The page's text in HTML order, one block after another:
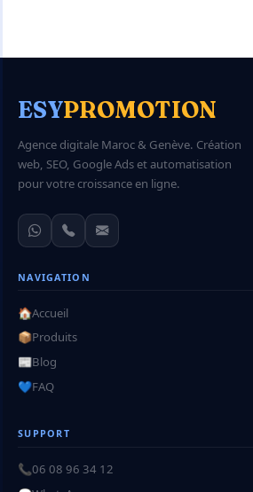
ESYPROMOTION
Agence digitale Maroc & Genève. Création
web, SEO, Google Ads et automatisation
pour votre croissance en ligne.
NAVIGATION
🏠Accueil
📦Produits
📰Blog
💙FAQ
SUPPORT
📞06 08 96 34 12